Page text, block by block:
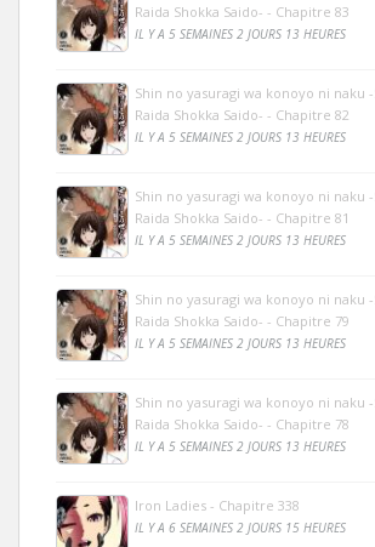
Raida Shokka Saido- - Chapitre 83
IL Y A 5 SEMAINES 2 JOURS 13 HEURES
Shin no yasuragi wa konoyo ni naku
Raida Shokka Saido- - Chapitre 82
IL Y A 5 SEMAINES 2 JOURS 13 HEURES
Shin no yasuragi wa konoyo ni naku
Raida Shokka Saido- - Chapitre 81
IL Y A 5 SEMAINES 2 JOURS 13 HEURES
Shin no yasuragi wa konoyo ni naku
Raida Shokka Saido- - Chapitre 79
IL Y A 5 SEMAINES 2 JOURS 13 HEURES
Shin no yasuragi wa konoyo ni naku
Raida Shokka Saido- - Chapitre 78
IL Y A 5 SEMAINES 2 JOURS 13 HEURES
Iron Ladies - Chapitre 338
IL Y A 6 SEMAINES 2 JOURS 15 HEURES